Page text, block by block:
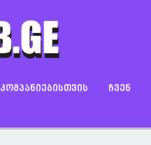
ᲙᲝᲛᲞᲐᲜᲘᲔᲑᲘᲡᲗᲕᲘᲡ ᲩᲕᲔᲜ